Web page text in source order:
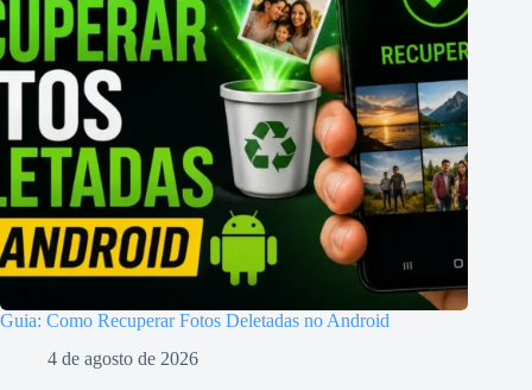
Guia: Como Recuperar Fotos Deletadas no Android
4 de agosto de 2026